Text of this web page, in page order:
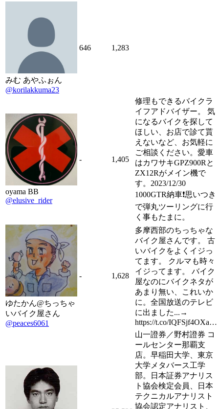
みむ あやふぉん
@korilakkuma23
646 1,283
oyama BB
@elusive_rider
- 1,405
修理もできるバイクラ
イフアドバイザー。 気
になるバイクを探して
ほしい、お店で診て貰
えないなど、お気軽に
ご相談ください。愛車
はカワサキGPZ900Rと
ZX12Rがメイン機で
す。2023/12/30
1000GTR納車❗️思いつき
で弾丸ツーリングに行
く事もたまに。
ゆたかん@ちっちゃ
いバイク屋さん
@peaces6061
- 1,628
多摩西部のちっちゃな
バイク屋さんです。 古
いバイクをよくイジっ
てます。 クルマも時々
イジってます。 バイク
屋なのにバイクネタが
あまり無い、これいか
に。全国放送のテレビ
に出ました...→
https://t.co/IQFSjf4OXa…
山一證券／野村證券 コ
ールセンター那覇支
店。早稲田大学、東京
大学メタバース工学
部。日本証券アナリス
ト協会検定会員、日本
テクニカルアナリスト
協会認定アナリスト、